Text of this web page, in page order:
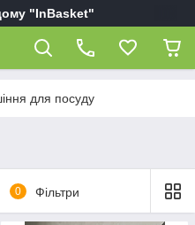
"InBasket"
для посуду
0 Фільтри